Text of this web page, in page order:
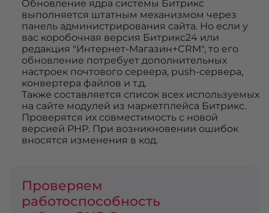
Обновление ядра системы Битрикс
выполняется штатным механизмом через
панель администрирования сайта. Но если у
вас коробочная версия Битрикс24 или
редакция "Интернет-Магазин+CRM", то его
обновление потребует дополнительных
настроек почтового сервера, push-сервера,
конвертера файлов и т.д.
Также составляется список всех используемых
на сайте модулей из маркетплейса Битрикс.
Проверятся их совместимость с новой
версией PHP. При возникновении ошибок
вносятся изменения в код.
Проверяем
работоспособность